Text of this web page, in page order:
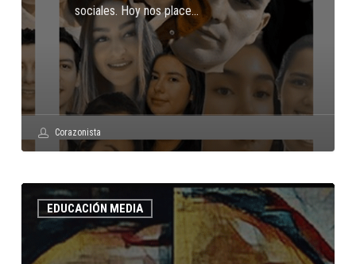
sociales. Hoy nos place…
Corazonista
EDUCACIÓN MEDIA
Revista
Digital:
Genus